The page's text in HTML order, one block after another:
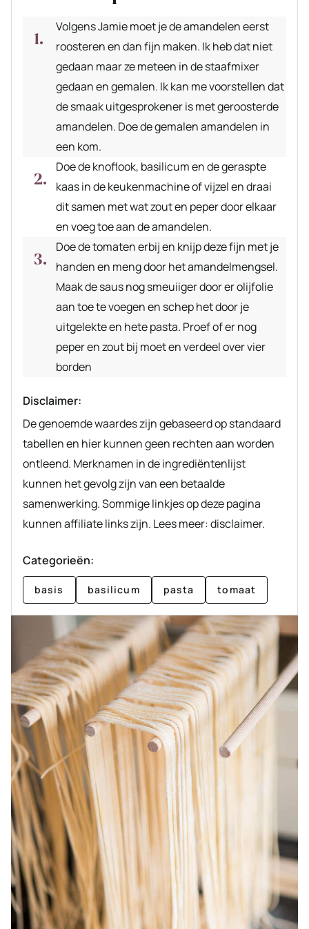
Volgens Jamie moet je de amandelen eerst
roosteren en dan fijn maken. Ik heb dat niet
gedaan maar ze meteen in de staafmixer
gedaan en gemalen. Ik kan me voorstellen dat
de smaak uitgesprokener is met geroosterde
amandelen. Doe de gemalen amandelen in
een kom.
Doe de knoflook, basilicum en de geraspte
kaas in de keukenmachine of vijzel en draai
dit samen met wat zout en peper door elkaar
en voeg toe aan de amandelen.
Doe de tomaten erbij en knijp deze fijn met je
handen en meng door het amandelmengsel.
Maak de saus nog smeuiiger door er olijfolie
aan toe te voegen en schep het door je
uitgelekte en hete pasta. Proef of er nog
peper en zout bij moet en verdeel over vier
borden
Disclaimer:
De genoemde waardes zijn gebaseerd op standaard
tabellen en hier kunnen geen rechten aan worden
ontleend. Merknamen in de ingrediëntenlijst
kunnen het gevolg zijn van een betaalde
samenwerking. Sommige linkjes op deze pagina
kunnen affiliate links zijn. Lees meer: disclaimer.
Categorieën:
basis basilicum pasta tomaat